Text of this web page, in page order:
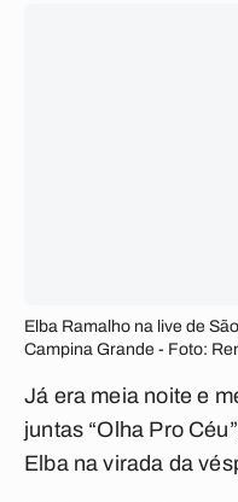
Elba Ramalho na live de
Campina Grande - Foto:
Já era meia noite e
juntas “Olha Pro
Elba na virada da